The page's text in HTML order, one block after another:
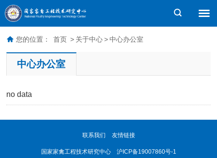
您的位置： 首页 > 关于中心 > 中心办公室
中心办公室
no data
联系我们 友情链接
国家家禽工程技术研究中心 沪ICP备19007860号-1